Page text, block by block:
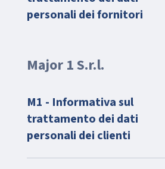
personali dei fornitori
Major 1 S.r.l.
M1 - Informativa sul
trattamento dei dati
personali dei clienti